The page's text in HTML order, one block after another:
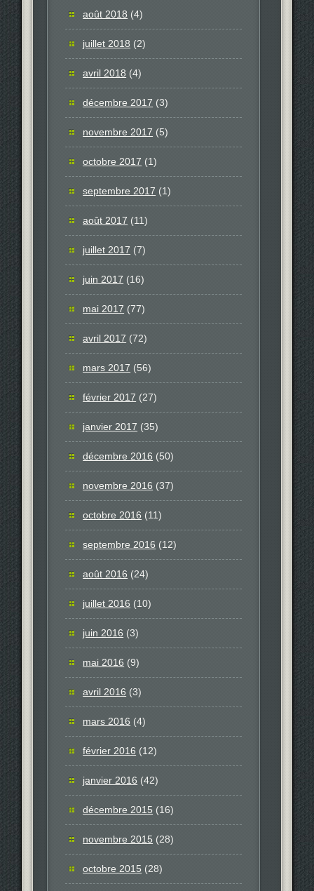
août 2018 (4)
juillet 2018 (2)
avril 2018 (4)
décembre 2017 (3)
novembre 2017 (5)
octobre 2017 (1)
septembre 2017 (1)
août 2017 (11)
juillet 2017 (7)
juin 2017 (16)
mai 2017 (77)
avril 2017 (72)
mars 2017 (56)
février 2017 (27)
janvier 2017 (35)
décembre 2016 (50)
novembre 2016 (37)
octobre 2016 (11)
septembre 2016 (12)
août 2016 (24)
juillet 2016 (10)
juin 2016 (3)
mai 2016 (9)
avril 2016 (3)
mars 2016 (4)
février 2016 (12)
janvier 2016 (42)
décembre 2015 (16)
novembre 2015 (28)
octobre 2015 (28)